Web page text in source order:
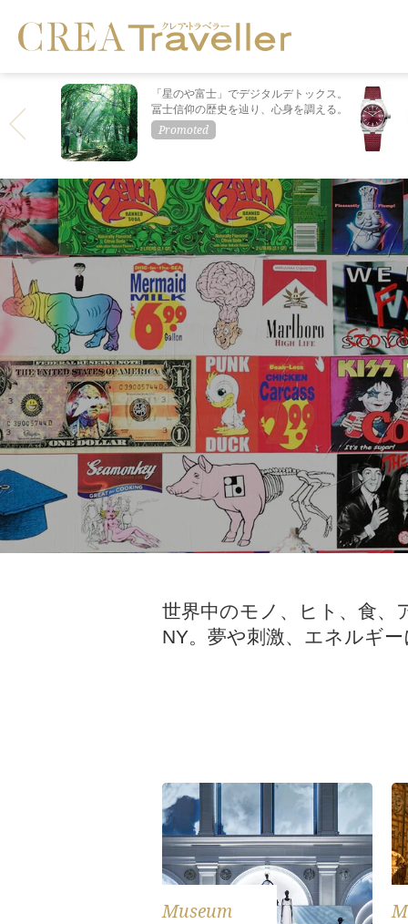
「星のや富士」でデジタルデトックス。
冨士信仰の歴史を辿り、心身を調える。
世界中のモノ、ヒト、食
NY。夢や刺激、エネルギ
Museum